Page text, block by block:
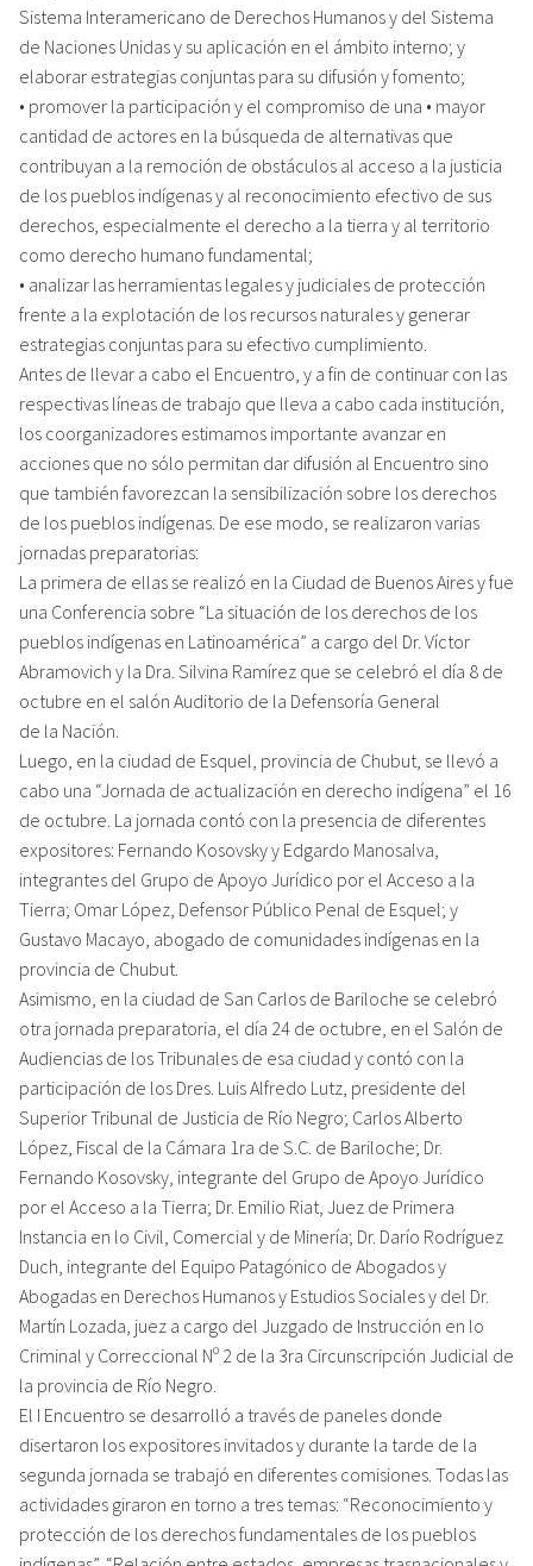
Sistema Interamericano de Derechos Humanos y del Sistema
de Naciones Unidas y su aplicación en el ámbito interno; y
elaborar estrategias conjuntas para su difusión y fomento;
• promover la participación y el compromiso de una • mayor
cantidad de actores en la búsqueda de alternativas que
contribuyan a la remoción de obstáculos al acceso a la justicia
de los pueblos indígenas y al reconocimiento efectivo de sus
derechos, especialmente el derecho a la tierra y al territorio
como derecho humano fundamental;
• analizar las herramientas legales y judiciales de protección
frente a la explotación de los recursos naturales y generar
estrategias conjuntas para su efectivo cumplimiento.
Antes de llevar a cabo el Encuentro, y a fin de continuar con las
respectivas líneas de trabajo que lleva a cabo cada institución,
los coorganizadores estimamos importante avanzar en
acciones que no sólo permitan dar difusión al Encuentro sino
que también favorezcan la sensibilización sobre los derechos
de los pueblos indígenas. De ese modo, se realizaron varias
jornadas preparatorias:
La primera de ellas se realizó en la Ciudad de Buenos Aires y fue
una Conferencia sobre “La situación de los derechos de los
pueblos indígenas en Latinoamérica” a cargo del Dr. Víctor
Abramovich y la Dra. Silvina Ramírez que se celebró el día 8 de
octubre en el salón Auditorio de la Defensoría General
de la Nación.
Luego, en la ciudad de Esquel, provincia de Chubut, se llevó a
cabo una “Jornada de actualización en derecho indígena” el 16
de octubre. La jornada contó con la presencia de diferentes
expositores: Fernando Kosovsky y Edgardo Manosalva,
integrantes del Grupo de Apoyo Jurídico por el Acceso a la
Tierra; Omar López, Defensor Público Penal de Esquel; y
Gustavo Macayo, abogado de comunidades indígenas en la
provincia de Chubut.
Asimismo, en la ciudad de San Carlos de Bariloche se celebró
otra jornada preparatoria, el día 24 de octubre, en el Salón de
Audiencias de los Tribunales de esa ciudad y contó con la
participación de los Dres. Luis Alfredo Lutz, presidente del
Superior Tribunal de Justicia de Río Negro; Carlos Alberto
López, Fiscal de la Cámara 1ra de S.C. de Bariloche; Dr.
Fernando Kosovsky, integrante del Grupo de Apoyo Jurídico
por el Acceso a la Tierra; Dr. Emilio Riat, Juez de Primera
Instancia en lo Civil, Comercial y de Minería; Dr. Darío Rodríguez
Duch, integrante del Equipo Patagónico de Abogados y
Abogadas en Derechos Humanos y Estudios Sociales y del Dr.
Martín Lozada, juez a cargo del Juzgado de Instrucción en lo
Criminal y Correccional Nº 2 de la 3ra Circunscripción Judicial de
la provincia de Río Negro.
El I Encuentro se desarrolló a través de paneles donde
disertaron los expositores invitados y durante la tarde de la
segunda jornada se trabajó en diferentes comisiones. Todas las
actividades giraron en torno a tres temas: “Reconocimiento y
protección de los derechos fundamentales de los pueblos